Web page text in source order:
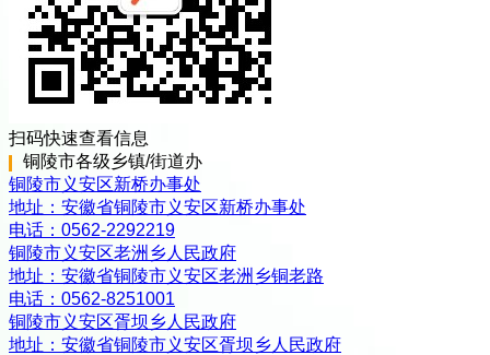
扫码快速查看信息
铜陵市各级乡镇/街道办
铜陵市义安区新桥办事处
地址： 安徽省铜陵市义安区新桥办事处
电话： 0562-2292219
铜陵市义安区老洲乡人民政府
地址： 安徽省铜陵市义安区老洲乡铜老路
电话： 0562-8251001
铜陵市义安区胥坝乡人民政府
地址： 安徽省铜陵市义安区胥坝乡人民政府